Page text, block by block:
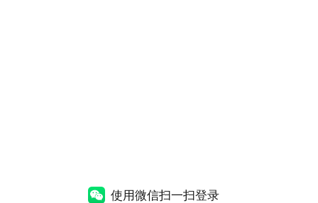
使用微信扫一扫登录